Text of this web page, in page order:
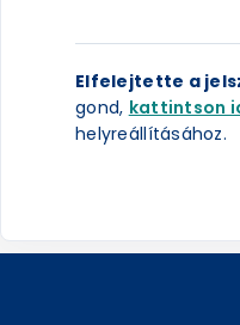
Elfelejtette a
gond, kattintson
helyreállításához.